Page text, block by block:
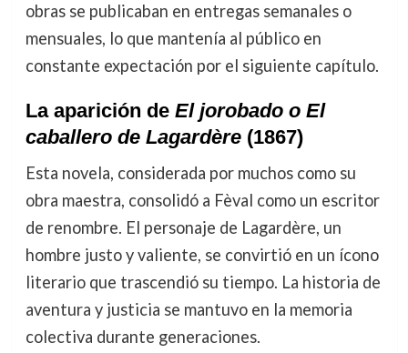
obras se publicaban en entregas semanales o
mensuales, lo que mantenía al público en
constante expectación por el siguiente capítulo.
La aparición de El jorobado o El
caballero de Lagardère(1867)
Esta novela, considerada por muchos como su
obra maestra, consolidó a Fèval como un escritor
de renombre. El personaje de Lagardère, un
hombre justo y valiente, se convirtió en un ícono
literario que trascendió su tiempo. La historia de
aventura y justicia se mantuvo en la memoria
colectiva durante generaciones.